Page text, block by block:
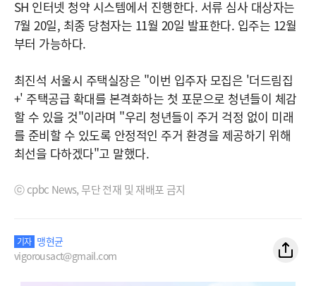
SH 인터넷 청약 시스템에서 진행한다. 서류 심사 대상자는
7월 20일, 최종 당첨자는 11월 20일 발표한다. 입주는 12월
부터 가능하다.
최진석 서울시 주택실장은 "이번 입주자 모집은 '더드림집
+' 주택공급 확대를 본격화하는 첫 포문으로 청년들이 체감
할 수 있을 것"이라며 "우리 청년들이 주거 걱정 없이 미래
를 준비할 수 있도록 안정적인 주거 환경을 제공하기 위해
최선을 다하겠다"고 말했다.
ⓒ cpbc News, 무단 전재 및 재배포 금지
기자 맹현균
vigorousact@gmail.com